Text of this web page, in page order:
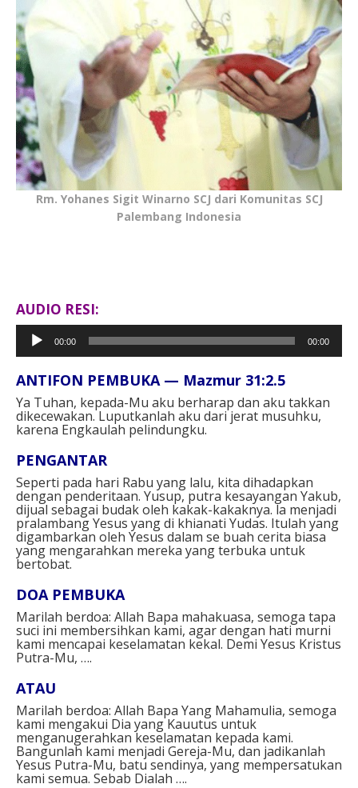
Rm. Yohanes Sigit Winarno SCJ dari Komunitas SCJ
Palembang Indonesia
AUDIO RESI:
Pemutar
Audio
00:00 00:00
ANTIFON PEMBUKA — Mazmur 31:2.5⁣
Ya Tuhan, kepada-Mu aku berharap dan aku takkan
dikecewakan. Luputkanlah aku dari jerat musuhku,
karena Engkaulah pelindungku.⁣
PENGANTAR⁣
Seperti pada hari Rabu yang lalu, kita dihadapkan
dengan penderitaan. Yusup, putra kesayangan Yakub,
dijual sebagai budak oleh kakak-kakaknya. la menjadi
pralambang Yesus yang di khianati Yudas. Itulah yang
digambarkan oleh Yesus dalam se buah cerita biasa
yang mengarahkan mereka yang terbuka untuk
bertobat.⁣⁣
DOA PEMBUKA⁣
Marilah berdoa: Allah Bapa mahakuasa, semoga tapa
suci ini membersihkan kami, agar dengan hati murni
kami mencapai keselamatan kekal. Demi Yesus Kristus
Putra-Mu, ….⁣⁣
ATAU⁣
Marilah berdoa: Allah Bapa Yang Mahamulia, semoga
kami mengakui Dia yang Kauutus untuk
menganugerahkan keselamatan kepada kami.
Bangunlah kami menjadi Gereja-Mu, dan jadikanlah
Yesus Putra-Mu, batu sendinya, yang mempersatukan
kami semua. Sebab Dialah ….⁣